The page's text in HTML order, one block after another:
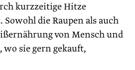
kurzzeitige Hitze
die Raupen als auch
von Mensch und
sie gern gekauft,